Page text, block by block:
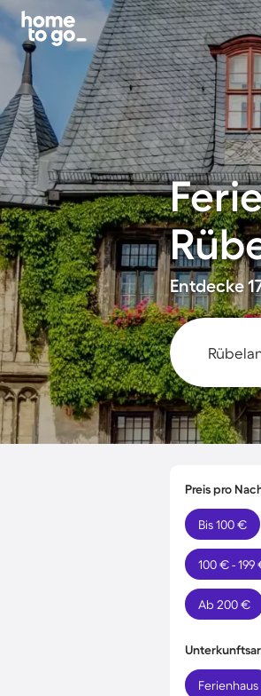
Entdecke
Preis pro
Bis 100 €
100 € - 199
Ab 200 €
Ferienhaus